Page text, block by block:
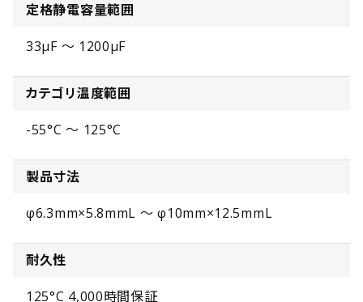
定格静電容量範囲
33µF ～ 1200µF
カテゴリ温度範囲
-55°C ～ 125°C
製品寸法
φ6.3mm×5.8mmL ～ φ10mm×12.5mmL
耐久性
125°C 4,000時間保証